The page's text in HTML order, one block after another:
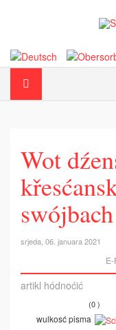
Wot
srjeda, 06. januara 2021
artikl hódnoćić
(0 )
wulkosć pisma